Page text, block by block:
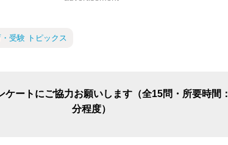
受験 トピックス
ケートにご協力お願いします（全15問・所要時間
分程度）